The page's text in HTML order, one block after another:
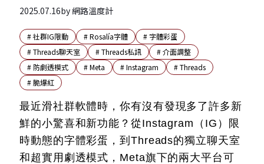
2025.07.16by網路溫度計
#社群IG限動 #Rosalía字體 # 字體彩蛋
#Threads聊天室 #Threads私訊 #介面調整
# 防劇透模式 #Meta #Instagram #Threads
#脆爆紅
最近滑社群軟體時，你有沒有發現多了許多新
鮮的小驚喜和新功能？從Instagram（IG）限
時動態的字體彩蛋，到Threads的獨立聊天室
和超實用劇透模式，Meta旗下的兩大平台可